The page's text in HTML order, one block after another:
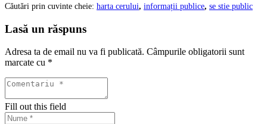
Căutări prin cuvinte cheie: harta cerului, informații publice, se stie public
Lasă un răspuns
Adresa ta de email nu va fi publicată. Câmpurile obligatorii sunt
marcate cu *
Fill out this field